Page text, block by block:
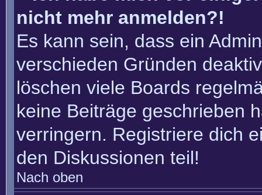
nicht mehr anmelden?!
Es kann sein, dass ein
verschieden Gründen
löschen viele Boards
keine Beiträge geschrieben
verringern. Registriere dich
den Diskussionen teil!
Nach oben